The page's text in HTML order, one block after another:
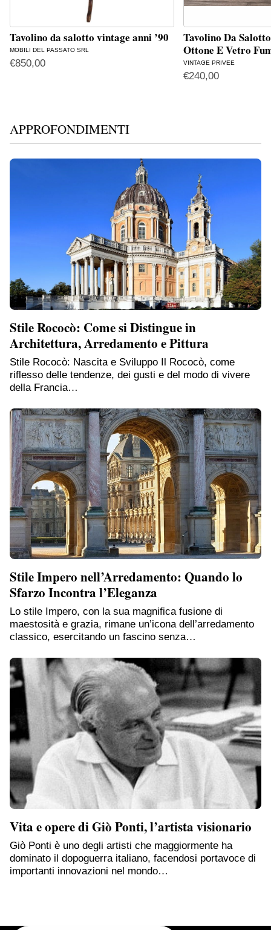
Tavolino da salotto vintage anni ’90
MOBILI DEL PASSATO SRL
€850,00
Tavolino Da
Ottone E Vetro
VINTAGE PRIVEE
€240,00
APPROFONDIMENTI
Stile Rococò: Come si Distingue in
Architettura, Arredamento e Pittura
Stile Rococò: Nascita e Sviluppo Il Rococò, come
riflesso delle tendenze, dei gusti e del modo di vivere
della Francia…
Stile Impero nell’Arredamento: Quando lo
Sfarzo Incontra l’Eleganza
Lo stile Impero, con la sua magnifica fusione di
maestosità e grazia, rimane un’icona dell’arredamento
classico, esercitando un fascino senza…
Vita e opere di Giò Ponti, l’artista visionario
Giò Ponti è uno degli artisti che maggiormente ha
dominato il dopoguerra italiano, facendosi portavoce di
importanti innovazioni nel mondo…